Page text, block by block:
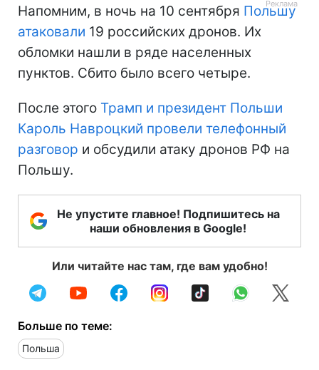
Напомним, в ночь на 10 сентября Польшу
атаковали 19 российских дронов. Их
обломки нашли в ряде населенных
пунктов. Сбито было всего четыре.
После этого Трамп и президент Польши
Кароль Навроцкий провели телефонный
разговор и обсудили атаку дронов РФ на
Польшу.
Не упустите главное! Подпишитесь на
наши обновления в Google!
Или читайте нас там, где вам удобно!
Больше по теме:
Польша